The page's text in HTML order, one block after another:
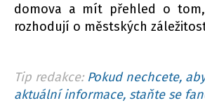
domova a mít přehled o
rozhodují o městských
Tip redakce: Pokud nechcete,
aktuální informace, staňte se